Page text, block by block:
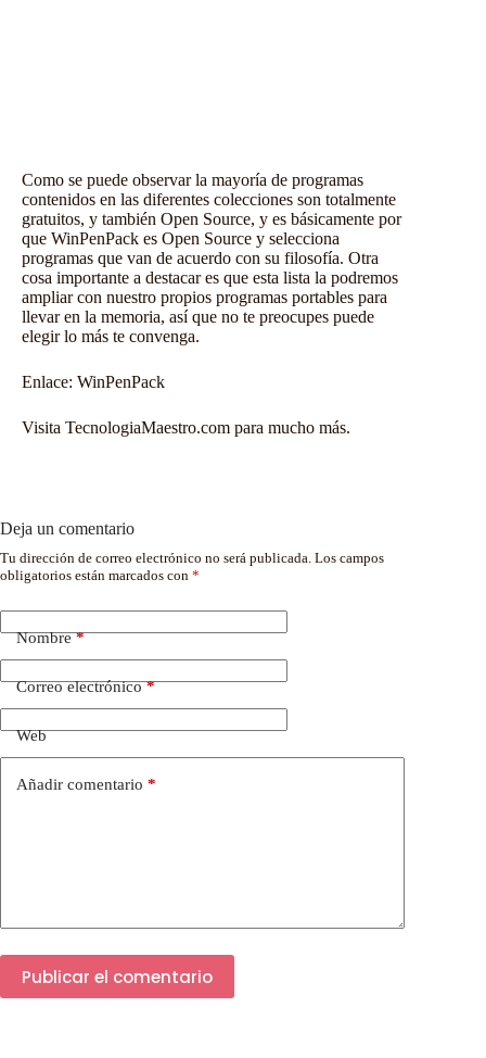
Como se puede observar la mayoría de programas
contenidos en las diferentes colecciones son totalmente
gratuitos, y también Open Source, y es básicamente por
que WinPenPack es Open Source y selecciona
programas que van de acuerdo con su filosofía. Otra
cosa importante a destacar es que esta lista la podremos
ampliar con nuestro propios programas portables para
llevar en la memoria, así que no te preocupes puede
elegir lo más te convenga.
Enlace: WinPenPack
Visita TecnologiaMaestro.com para mucho más.
Deja un comentario
Tu dirección de correo electrónico no será publicada. Los campos
obligatorios están marcados con *
Nombre*
Correo electrónico*
Web
Añadir comentario *
Publicar el comentario